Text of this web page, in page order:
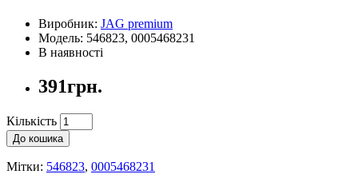
Виробник: JAG premium
Модель: 546823, 0005468231
В наявності
391грн.
Кількість
До кошика
Мітки: 546823, 0005468231